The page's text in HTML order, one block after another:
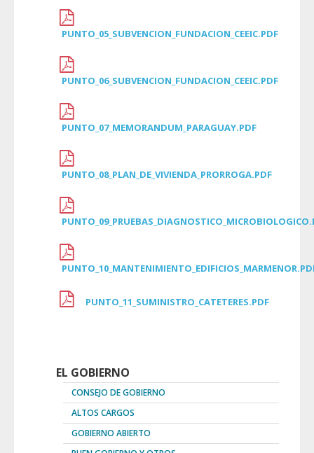
PUNTO_05_SUBVENCION_FUNDACION_CEEIC.PDF
PUNTO_06_SUBVENCION_FUNDACION_CEEIC.PDF
PUNTO_07_MEMORANDUM_PARAGUAY.PDF
PUNTO_08_PLAN_DE_VIVIENDA_PRORROGA.PDF
PUNTO_11_SUMINISTRO_CATETERES.PDF
EL GOBIERNO
CONSEJO DE GOBIERNO
ALTOS CARGOS
GOBIERNO ABIERTO